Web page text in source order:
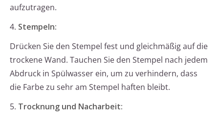
aufzutragen.
4. Stempeln:
Drücken Sie den Stempel fest und gleichmäßig auf die
trockene Wand. Tauchen Sie den Stempel nach jedem
Abdruck in Spülwasser ein, um zu verhindern, dass
die Farbe zu sehr am Stempel haften bleibt.
5. Trocknung und Nacharbeit: